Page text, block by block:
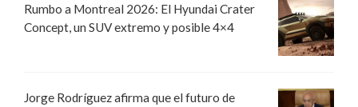
Rumbo a Montreal 2026: El Hyundai Crater
Concept, un SUV extremo y posible 4×4
Jorge Rodríguez afirma que el futuro de